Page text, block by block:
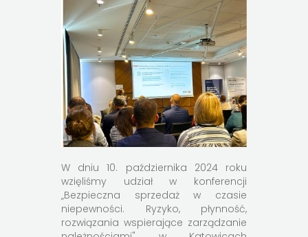
W dniu 10. października 2024 roku
wzięliśmy udział w konferencji
„Bezpieczna sprzedaż w czasie
niepewności. Ryzyko, płynność,
rozwiązania wspierające zarządzanie